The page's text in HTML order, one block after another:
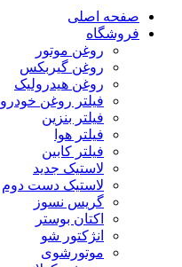
صفحه اصلی
فروشگاه
روغن موتور
روغن گیربکس
روغن هیدرولیک
فیلتر روغن خودرو
فیلتر بنزین
فیلتر هوا
فیلتر کابین
لاستیک جدید
لاستیک دست دوم
گریس نسوز
اکتان بوستر
انژکتور شو
موتورشوی